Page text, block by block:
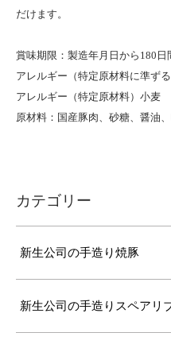
だけます。
賞味期限：製造年月日から180日
アレルギー（特定原材料に準ず
アレルギー（特定原材料）小麦
原材料：国産豚肉、砂糖、醤油
カテゴリー
新生公司の手造り焼豚
新生公司の手造りスペアリ